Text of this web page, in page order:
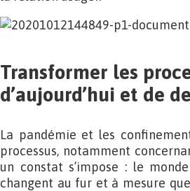
Transformer les
d’aujourd’hui et de
La pandémie et les
processus, notamment
un constat s’impose : le
changent au fur et à mesure